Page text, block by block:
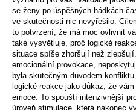
se ženy po úspěšných hádkách
ve skutečnosti nic nevyřešilo.
to potvrzení, že má moc ovlivnit
také vysvětluje, proč logické
situace spíše zhoršují než
emocionální provokace,
byla skutečným důvodem
logické reakce jako důkaz, že
emoce. To spouští intenzivnější
úroveň stimulace, která nakonec